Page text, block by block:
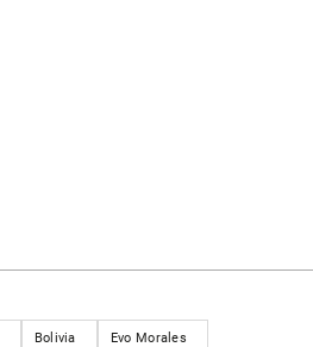
Bolivia Evo Morales